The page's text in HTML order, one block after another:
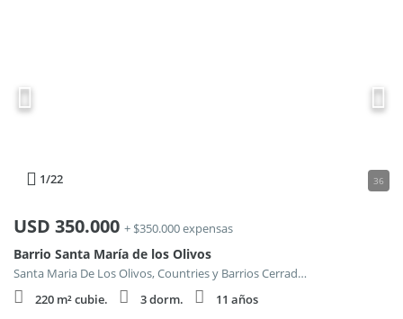
1/22 36
USD 350.000 + $350.000 expensas
Barrio Santa María de los Olivos
Santa Maria De Los Olivos, Countries y Barrios Cerrados en Malvinas Argentinas
220 m² cubie.
3 dorm.
11 años